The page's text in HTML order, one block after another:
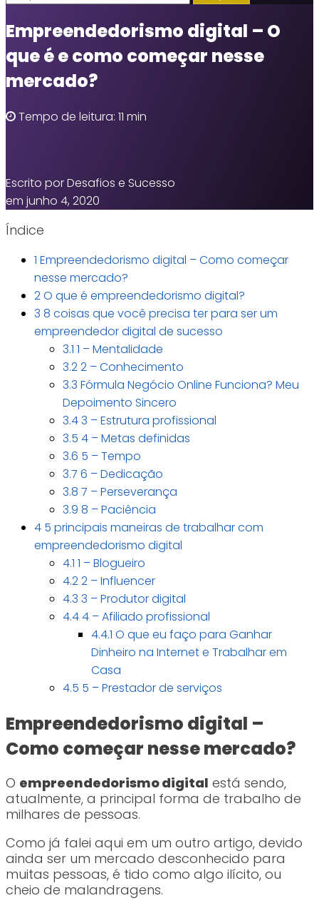
Empreendedorismo digital – O
que é e como começar nesse
mercado?
Tempo de leitura: 11 min
Escrito por Desafios e Sucesso
em junho 4, 2020
Índice
1 Empreendedorismo digital – Como começar
nesse mercado?
2O que é empreendedorismo digital?
3 8 coisas que você precisa ter para ser um
empreendedor digital de sucesso
3.1 1 – Mentalidade
3.22 – Conhecimento
3.3 Fórmula Negócio Online Funciona? Meu
Depoimento Sincero
3.43 – Estrutura profissional
3.5 4 – Metas definidas
3.6 5 – Tempo
3.7 6 – Dedicação
3.8 7 – Perseverança
3.9 8 – Paciência
4 5 principais maneiras de trabalhar com
empreendedorismo digital
4.1 1 – Blogueiro
4.22 – Influencer
4.3 3 – Produtor digital
4.44 – Afiliado profissional
4.4.1 O que eu faço para Ganhar
Dinheiro na Internet e Trabalhar em
Casa
4.5 5 – Prestador de serviços
Empreendedorismo digital –
Como começar nesse mercado?
O empreendedorismo digital está sendo,
atualmente, a principal forma de trabalho de
milhares de pessoas.
Como já falei aqui em um outro artigo, devido
ainda ser um mercado desconhecido para
muitas pessoas, é tido como algo ilícito, ou
cheio de malandragens.